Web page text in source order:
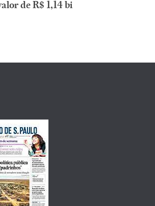
de R$ 1,14 bi